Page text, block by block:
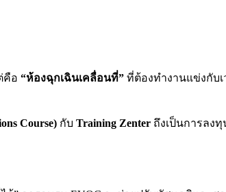
คือ “ห้องฉุกเฉินเคลื่อนที่” ที่ต้องทำงานแข่งกับ
Course) กับ Training Zenter ถึงเป็นการลง